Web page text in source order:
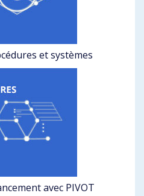
et systèmes
avec PIVOT